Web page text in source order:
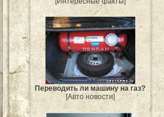
Переводить ли машину на газ?
[Авто новости]